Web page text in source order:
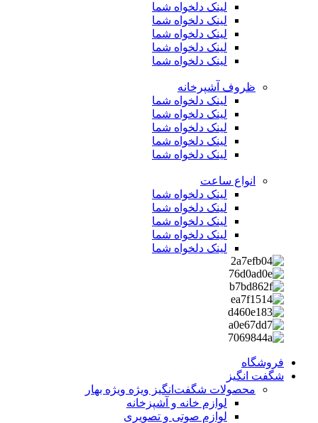
لینک دلخواه شما
لینک دلخواه شما
لینک دلخواه شما
لینک دلخواه شما
لینک دلخواه شما
ظروف آشپرخانه
لینک دلخواه شما
لینک دلخواه شما
لینک دلخواه شما
لینک دلخواه شما
لینک دلخواه شما
انواع ساعت
لینک دلخواه شما
لینک دلخواه شما
لینک دلخواه شما
لینک دلخواه شما
لینک دلخواه شما
فروشگاه
شگفت انگیز
محصولات شگفت‌انگیز ویژه ویژه بهار
لوازم خانه و آشپزخانه
لوازم صوتی و تصویری